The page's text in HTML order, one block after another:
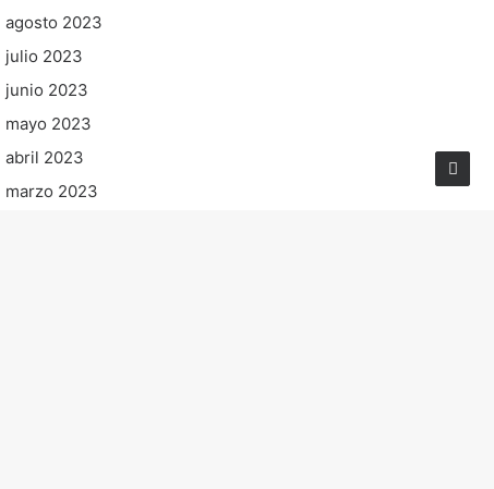
agosto 2023
julio 2023
junio 2023
mayo 2023
abril 2023
marzo 2023